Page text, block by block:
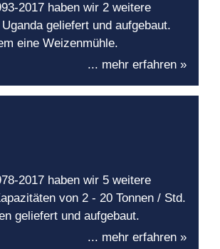
2017 haben wir 2 weitere
geliefert und aufgebaut.
eine Weizenmühle.
... mehr erfahren »
2017 haben wir 5 weitere
von 2 - 20 Tonnen / Std.
geliefert und aufgebaut.
... mehr erfahren »